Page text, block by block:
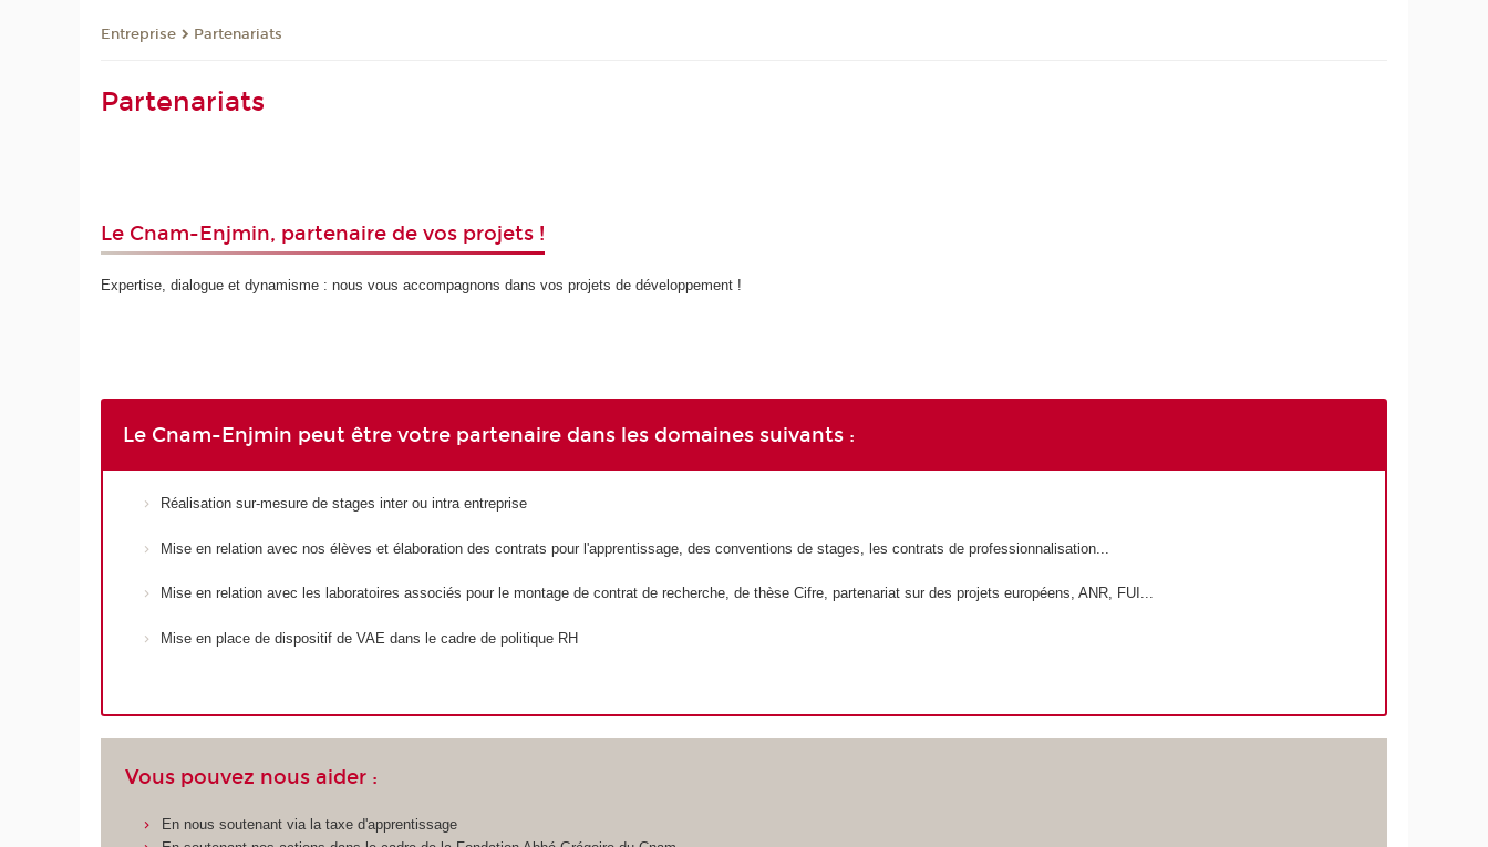
Entreprise Partenariats
Partenariats
Le Cnam-Enjmin, partenaire de vos projets !
Expertise, dialogue et dynamisme : nous vous accompagnons dans vos projets de développement !
Le Cnam-Enjmin peut être votre partenaire dans les domaines suivants :
Réalisation sur-mesure de stages inter ou intra entreprise
Mise en relation avec nos élèves et élaboration des contrats pour l'apprentissage, des conventions de stages, les contrats de professionnalisation...
Mise en relation avec les laboratoires associés pour le montage de contrat de recherche, de thèse Cifre, partenariat sur des projets européens, ANR, FUI...
Mise en place de dispositif de VAE dans le cadre de politique RH
Vous pouvez nous aider :
En nous soutenant via la taxe d'apprentissage